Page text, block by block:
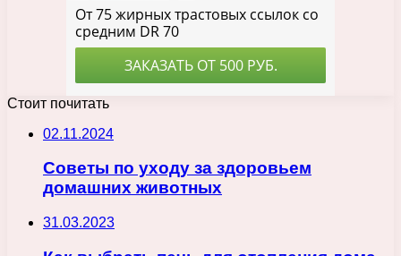
Стоит почитать
02.11.2024
Советы по уходу за здоровьем
домашних животных
31.03.2023